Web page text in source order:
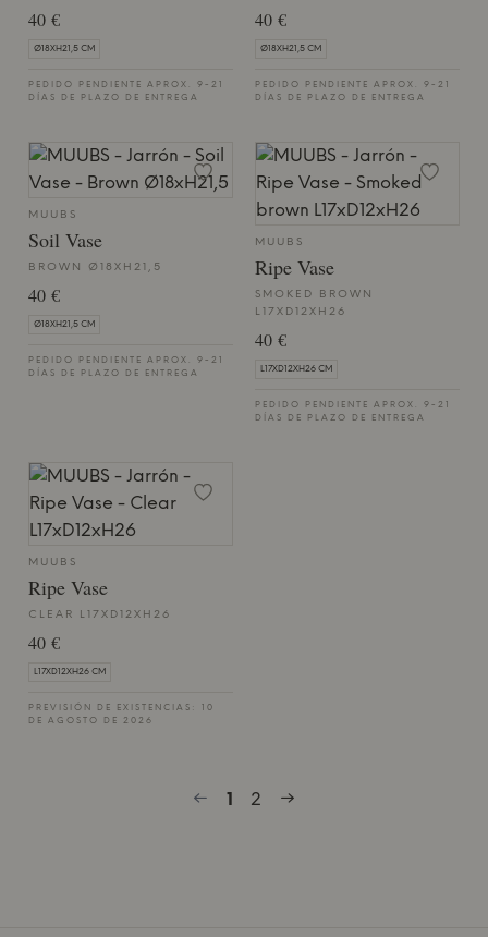
40 €
Ø18XH21,5 CM
PEDIDO PENDIENTE APROX. 9-21
DÍAS DE PLAZO DE ENTREGA
40 €
Ø18XH21,5 CM
PEDIDO PENDIENTE APROX. 9-21
DÍAS DE PLAZO DE ENTREGA
MUUBS
Soil Vase
BROWN Ø18XH21,5
40 €
Ø18XH21,5 CM
PEDIDO PENDIENTE APROX. 9-21
DÍAS DE PLAZO DE ENTREGA
MUUBS
Ripe Vase
SMOKED BROWN
L17XD12XH26
40 €
L17XD12XH26 CM
PEDIDO PENDIENTE APROX. 9-21
DÍAS DE PLAZO DE ENTREGA
MUUBS
Ripe Vase
CLEAR L17XD12XH26
40 €
L17XD12XH26 CM
PREVISIÓN DE EXISTENCIAS: 10
DE AGOSTO DE 2026
1 2